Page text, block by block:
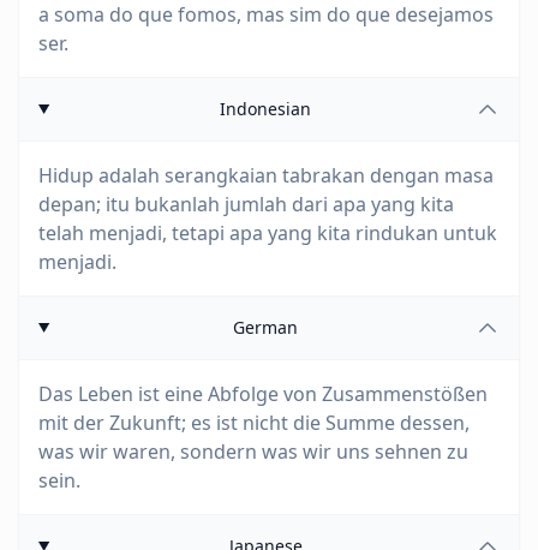
a soma do que fomos, mas sim do que desejamos
ser.
Indonesian
Hidup adalah serangkaian tabrakan dengan masa
depan; itu bukanlah jumlah dari apa yang kita
telah menjadi, tetapi apa yang kita rindukan untuk
menjadi.
German
Das Leben ist eine Abfolge von Zusammenstößen
mit der Zukunft; es ist nicht die Summe dessen,
was wir waren, sondern was wir uns sehnen zu
sein.